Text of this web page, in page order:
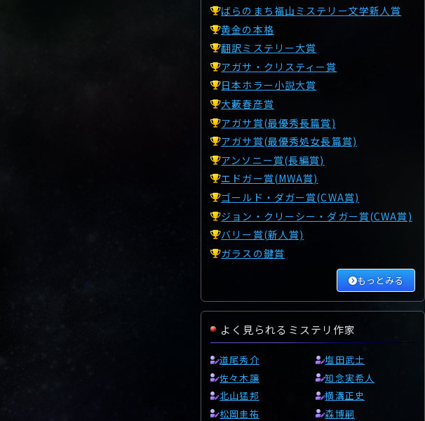
ばらのまち福山ミステリー文学新人賞
黄金の本格
翻訳ミステリー大賞
アガサ・クリスティー賞
日本ホラー小説大賞
大藪春彦賞
アガサ賞(最優秀長篇賞)
アガサ賞(最優秀処女長篇賞)
アンソニー賞(長編賞)
エドガー賞(MWA賞)
ゴールド・ダガー賞(CWA賞)
ジョン・クリーシー・ダガー賞(CWA賞)
バリー賞(新人賞)
ガラスの鍵賞
もっとみる
よく見られるミステリ作家
道尾秀介
塩田武士
佐々木譲
知念実希人
北山猛邦
横溝正史
松岡圭祐
森博嗣